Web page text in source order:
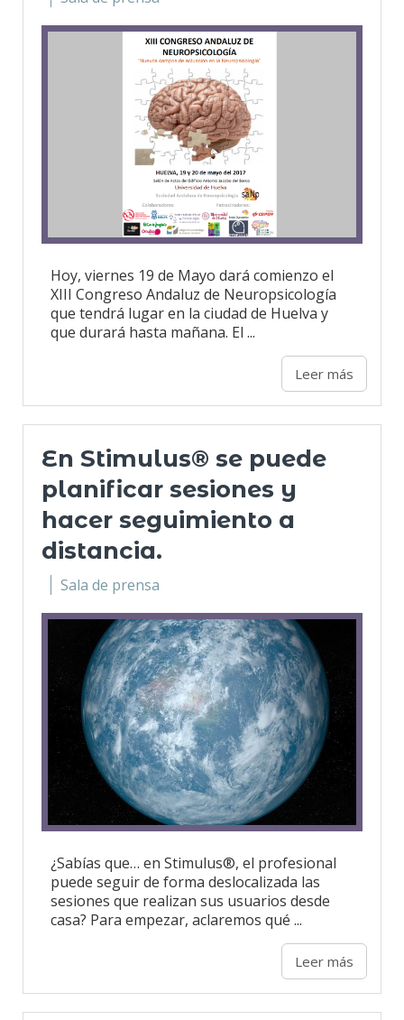
Hoy, viernes 19 de Mayo dará comienzo el
XIII Congreso Andaluz de Neuropsicología
que tendrá lugar en la ciudad de Huelva y
que durará hasta mañana. El ...
Leer más
En Stimulus® se puede
planificar sesiones y
hacer seguimiento a
distancia.
Sala de prensa
¿Sabías que… en Stimulus®, el profesional
puede seguir de forma deslocalizada las
sesiones que realizan sus usuarios desde
casa? Para empezar, aclaremos qué ...
Leer más